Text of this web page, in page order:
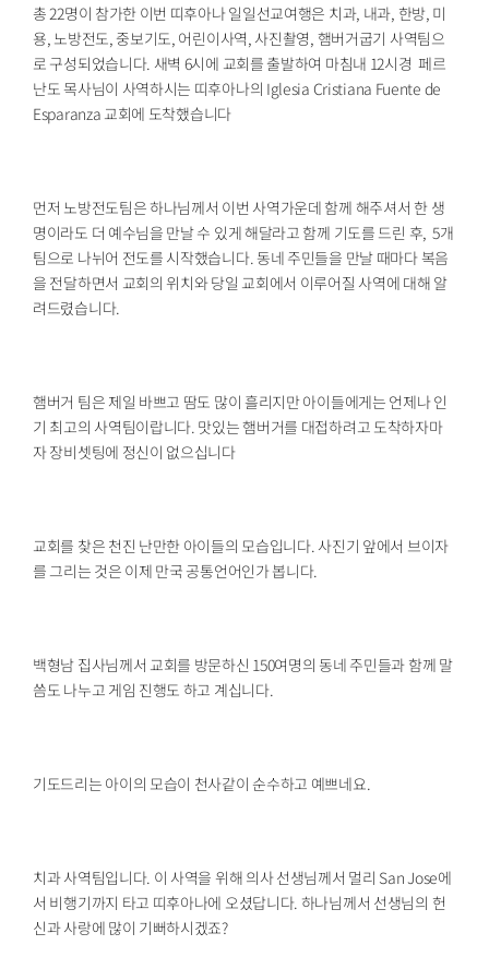
총 22명이 참가한 이번 띠후아나 일일선교여행은 치과, 내과, 한방, 미
용, 노방전도, 중보기도, 어린이사역, 사진촬영, 햄버거굽기 사역팀으
로 구성되었습니다. 새벽 6시에 교회를 출발하여 마침내 12시경 페르
난도 목사님이 사역하시는 띠후아나의 Iglesia Cristiana Fuente de
Esparanza 교회에 도착했습니다
먼저 노방전도팀은 하나님께서 이번 사역가운데 함께 해주셔서 한 생
명이라도 더 예수님을 만날 수 있게 해달라고 함께 기도를 드린 후, 5개
팀으로 나뉘어 전도를 시작했습니다. 동네 주민들을 만날 때마다 복음
을 전달하면서 교회의 위치와 당일 교회에서 이루어질 사역에 대해 알
려드렸습니다.
햄버거 팀은 제일 바쁘고 땀도 많이 흘리지만 아이들에게는 언제나 인
기 최고의 사역팀이랍니다. 맛있는 햄버거를 대접하려고 도착하자마
자 장비셋팅에 정신이 없으십니다
교회를 찾은 천진 난만한 아이들의 모습입니다. 사진기 앞에서 브이자
를 그리는 것은 이제 만국 공통언어인가 봅니다.
백형남 집사님께서 교회를 방문하신 150여명의 동네 주민들과 함께 말
씀도 나누고 게임 진행도 하고 계십니다.
기도드리는 아이의 모습이 천사같이 순수하고 예쁘네요.
치과 사역팀입니다. 이 사역을 위해 의사 선생님께서 멀리 San Jose에
서 비행기까지 타고 띠후아나에 오셨답니다. 하나님께서 선생님의 헌
신과 사랑에 많이 기뻐하시겠죠?